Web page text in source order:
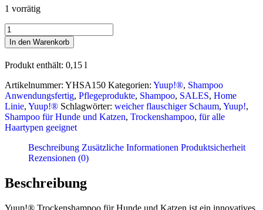
1 vorrätig
Yuup!
®
Trockenshampoo-
Schaum
Menge
In den Warenkorb
Produkt enthält: 0,15 l
Artikelnummer: YHSA150 Kategorien: Yuup!®, Shampoo
Anwendungsfertig, Pflegeprodukte, Shampoo, SALES, Home
Linie, Yuup!® Schlagwörter: weicher flauschiger Schaum, Yuup!,
Shampoo für Hunde und Katzen, Trockenshampoo, für alle
Haartypen geeignet
Beschreibung Zusätzliche Informationen Produktsicherheit
Rezensionen (0)
Beschreibung
Yuup!® Trockenshampoo für Hunde und Katzen ist ein innovatives